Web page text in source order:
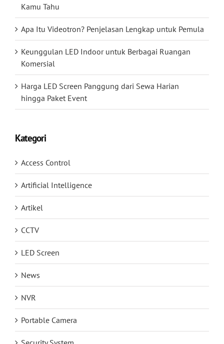
Kamu Tahu
Apa Itu Videotron? Penjelasan Lengkap untuk Pemula
Keunggulan LED Indoor untuk Berbagai Ruangan
Komersial
Harga LED Screen Panggung dari Sewa Harian
hingga Paket Event
Kategori
Access Control
Artificial Intelligence
Artikel
CCTV
LED Screen
News
NVR
Portable Camera